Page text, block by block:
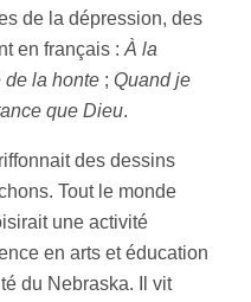
de la dépression, des
en français : À la
de la honte ; Quand je
que Dieu.
des dessins
Tout le monde
une activité
en arts et éducation
du Nebraska. Il vit